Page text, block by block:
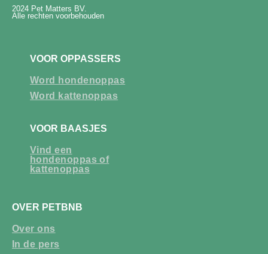
2024 Pet Matters BV.
Alle rechten voorbehouden
VOOR OPPASSERS
Word hondenoppas
Word kattenoppas
VOOR BAASJES
Vind een
hondenoppas of
kattenoppas
OVER PETBNB
Over ons
In de pers